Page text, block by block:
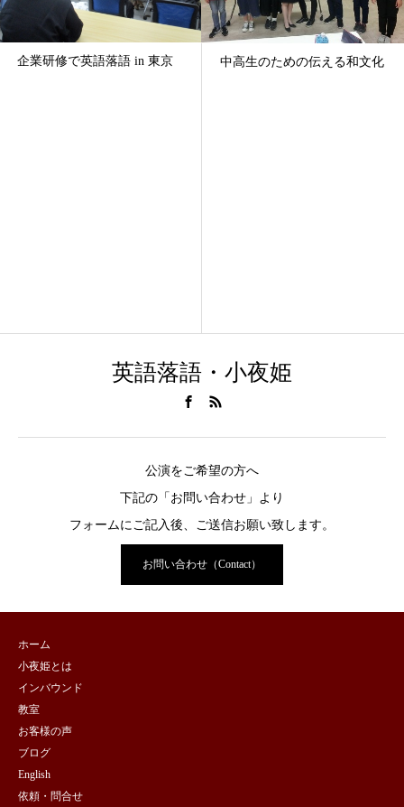
企業研修で英語落語 in 東京 中高生のための伝える和文化
英語落語・小夜姫
公演をご希望の方へ
下記の「お問い合わせ」より
フォームにご記入後、ご送信お願い致します。
お問い合わせ（Contact）
ホーム
小夜姫とは
インバウンド
教室
お客様の声
ブログ
English
依頼・問合せ